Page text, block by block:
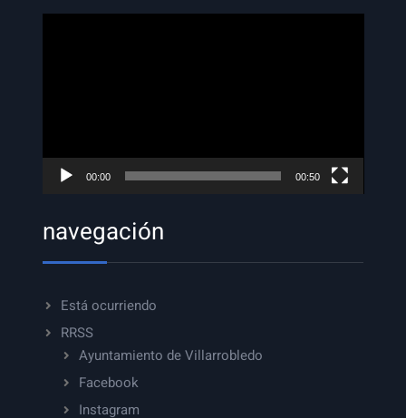
00:00 00:50
navegación
Está ocurriendo
RRSS
Ayuntamiento de Villarrobledo
Facebook
Instagram